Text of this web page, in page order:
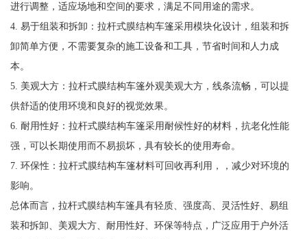
进行调整，适应场地和空间的要求，满足不同用途的需求。
4. 易于组装和拆卸：拉杆式膜结构车篷采用模块化设计，组装和拆
卸简单方便，不需要复杂的施工设备和工具，节省时间和人力成
本。
5. 美观大方：拉杆式膜结构车篷外观美观大方，线条流畅，可以提
供舒适的使用环境和良好的视觉效果。
6. 耐用性好：拉杆式膜结构车篷采用耐候性好的材料，抗老化性能
强，可以长期使用而不易损坏，具有较长的使用寿命。
7. 环保性：拉杆式膜结构车篷材料可回收再利用，，减少对环境的
影响。
总体而言，拉杆式膜结构车篷具有轻质、强度高、灵活性好、易组
装和拆卸、美观大方、耐用性好、环保等特点，广泛应用于户外活